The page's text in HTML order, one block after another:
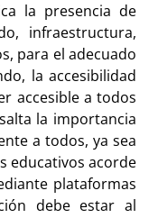
la presencia de
infraestructura,
para el adecuado
la accesibilidad
accesible a todos
la importancia
a todos, ya sea
educativos acorde
plataformas
debe estar al